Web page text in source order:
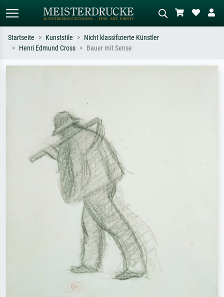
Startseite Kunststile
Nicht klassifizierte Künstler
Henri Edmund Cross
Bauer mit Sense